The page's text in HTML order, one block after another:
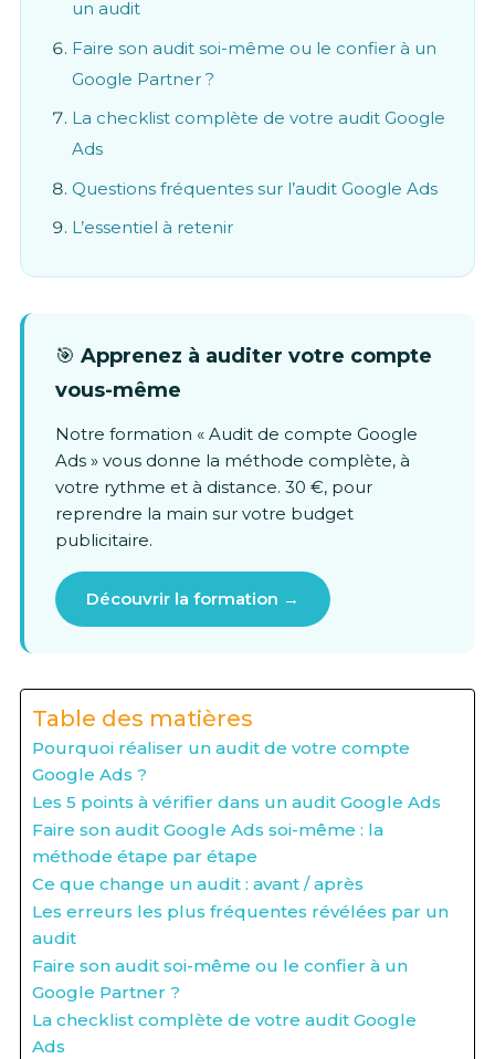
un audit
Faire son audit soi-même ou le confier à un
Google Partner ?
La checklist complète de votre audit Google
Ads
Questions fréquentes sur l’audit Google Ads
L’essentiel à retenir
🎯 Apprenez à auditer votre compte
vous-même
Notre formation « Audit de compte Google
Ads » vous donne la méthode complète, à
votre rythme et à distance. 30 €, pour
reprendre la main sur votre budget
publicitaire.
Découvrir la formation →
Table des matières
Pourquoi réaliser un audit de votre compte
Google Ads ?
Les 5 points à vérifier dans un audit Google Ads
Faire son audit Google Ads soi-même : la
méthode étape par étape
Ce que change un audit : avant / après
Les erreurs les plus fréquentes révélées par un
audit
Faire son audit soi-même ou le confier à un
Google Partner ?
La checklist complète de votre audit Google
Ads